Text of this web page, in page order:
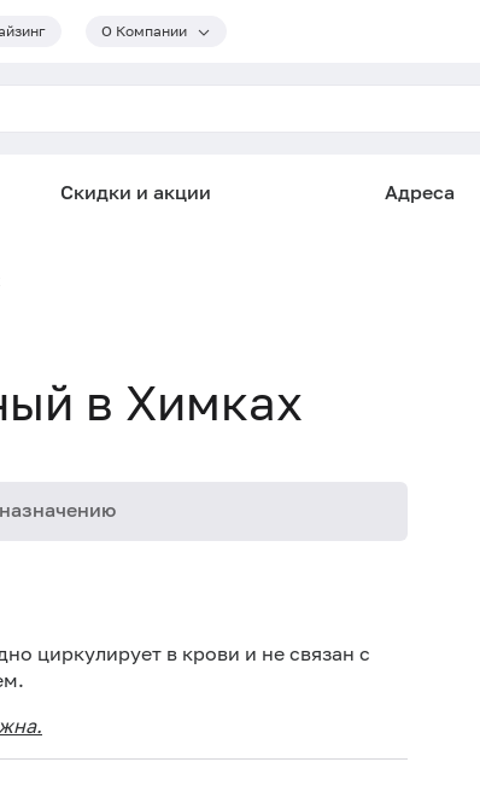
О Компании
Скидки и акции Адреса
в Химках
циркулирует в крови и не связан с